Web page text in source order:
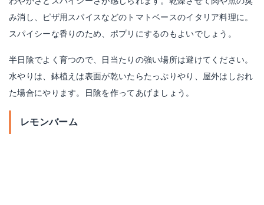
み消し、ピザ用スパイスなどのトマトベースのイタリア料理に。
スパイシーな香りのため、ポプリにするのもよいでしょう。
半日陰でよく育つので、日当たりの強い場所は避けてください。
水やりは、鉢植えは表面が乾いたらたっぷりやり、屋外はしおれ
た場合にやります。日陰を作ってあげましょう。
レモンバーム